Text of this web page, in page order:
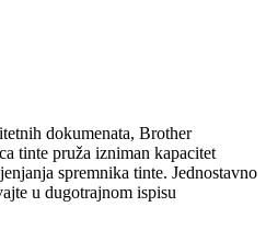
dokumenata, Brother
tinte pruža izniman kapacitet
spremnika tinte. Jednostavno
u dugotrajnom ispisu